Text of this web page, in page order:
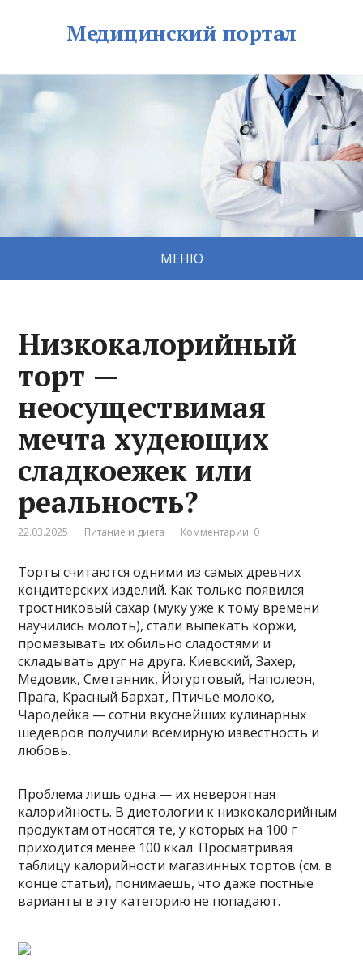
Медицинский портал
МЕНЮ
Низкокалорийный
торт —
неосуществимая
мечта худеющих
сладкоежек или
реальность?
22.03.2025 Питание и диета Комментарии: 0
Торты считаются одними из самых древних
кондитерских изделий. Как только появился
тростниковый сахар (муку уже к тому времени
научились молоть), стали выпекать коржи,
промазывать их обильно сладостями и
складывать друг на друга. Киевский, Захер,
Медовик, Сметанник, Йогуртовый, Наполеон,
Прага, Красный Бархат, Птичье молоко,
Чародейка — сотни вкуснейших кулинарных
шедевров получили всемирную известность и
любовь.
Проблема лишь одна — их невероятная
калорийность. В диетологии к низкокалорийным
продуктам относятся те, у которых на 100 г
приходится менее 100 ккал. Просматривая
таблицу калорийности магазинных тортов (см. в
конце статьи), понимаешь, что даже постные
варианты в эту категорию не попадают.